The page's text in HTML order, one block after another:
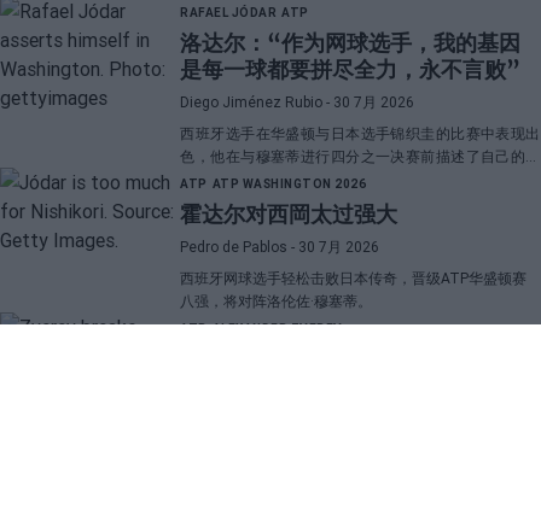
other in Washington in a duel that promises great
emotions.
RAFAEL JÓDAR ATP
洛达尔：“作为网球选手，我的基因
是每一球都要拼尽全力，永不言败”
Diego Jiménez Rubio - 30 7月 2026
西班牙选手在华盛顿与日本选手锦织圭的比赛中表现出
色，他在与穆塞蒂进行四分之一决赛前描述了自己的一
项伟大优势。
ATP ATP WASHINGTON 2026
霍达尔对西岡太过强大
Pedro de Pablos - 30 7月 2026
西班牙网球选手轻松击败日本传奇，晋级ATP华盛顿赛
八强，将对阵洛伦佐·穆塞蒂。
ATP ALEXANDER ZVEREV